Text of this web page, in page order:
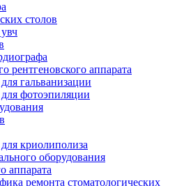
столов
рентгеновского аппарата
гальванизации
фотоэпиляции
криолиполиза
оборудования
аппарата
ремонта стоматологических